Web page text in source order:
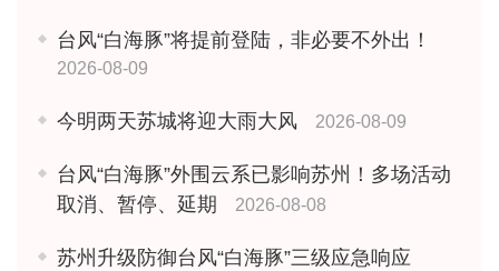
台风“白海豚”将提前登陆，非必要不外出！
2026-08-09
今明两天苏城将迎大雨大风 2026-08-09
台风“白海豚”外围云系已影响苏州！多场活动
取消、暂停、延期
2026-08-08
苏州升级防御台风“白海豚”三级应急响应